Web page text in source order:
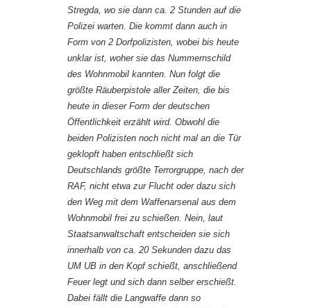
Stregda, wo sie dann ca. 2 Stunden auf die
Polizei warten. Die kommt dann auch in
Form von 2 Dorfpolizisten, wobei bis heute
unklar ist, woher sie das Nummernschild
des Wohnmobil kannten. Nun folgt die
größte Räuberpistole aller Zeiten, die bis
heute in dieser Form der deutschen
Öffentlichkeit erzählt wird. Obwohl die
beiden Polizisten noch nicht mal an die Tür
geklopft haben entschließt sich
Deutschlands größte Terrorgruppe, nach der
RAF, nicht etwa zur Flucht oder dazu sich
den Weg mit dem Waffenarsenal aus dem
Wohnmobil frei zu schießen. Nein, laut
Staatsanwaltschaft entscheiden sie sich
innerhalb von ca. 20 Sekunden dazu das
UM UB in den Kopf schießt, anschließend
Feuer legt und sich dann selber erschießt.
Dabei fällt die Langwaffe dann so